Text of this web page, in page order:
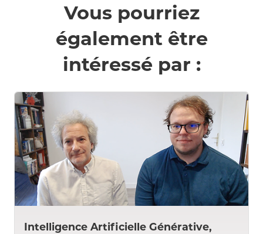
Vous pourriez
également être
intéressé par :
Intelligence Artificielle Générative,